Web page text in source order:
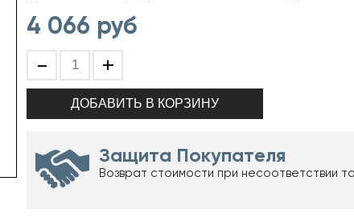
4 066 руб
- +
Защита Покупателя
Возврат стоимости при несоответствии